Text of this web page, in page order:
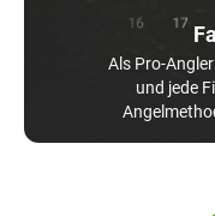
Als Pro-
und jede